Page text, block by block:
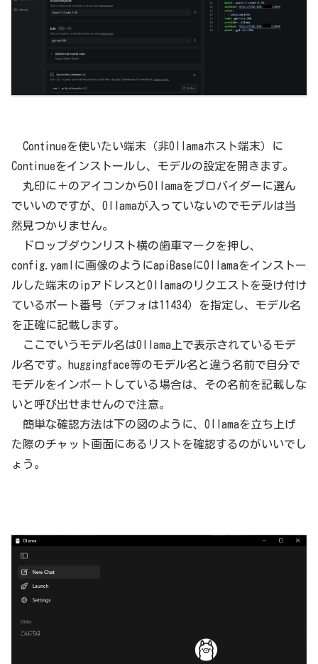
Continueを使いたい端末（非Ollamaホスト端末）に
Continueをインストールし、モデルの設定を開きます。
丸印に＋のアイコンからOllamaをプロバイダーに選ん
でいいのですが、Ollamaが入っていないのでモデルは当
然見つかりません。
ドロップダウンリスト横の歯車マークを押し、
config.yamlに画像のようにapiBaseにOllamaをインストー
ルした端末のipアドレスとOllamaのリクエストを受け付け
ているポート番号（デフォは11434）を指定し、モデル名
を正確に記載します。
ここでいうモデル名はOllama上で表示されているモデ
ル名です。huggingface等のモデル名と違う名前で自分で
モデルをインポートしている場合は、その名前を記載しな
いと呼び出せませんので注意。
簡単な確認方法は下の図のように、Ollamaを立ち上げ
た際のチャット画面にあるリストを確認するのがいいでし
ょう。